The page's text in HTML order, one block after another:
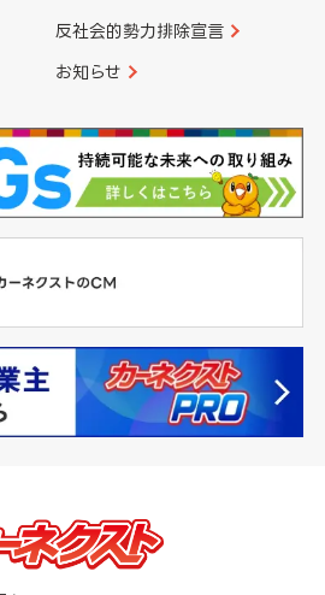
反社会的勢力排除宣言
お知らせ